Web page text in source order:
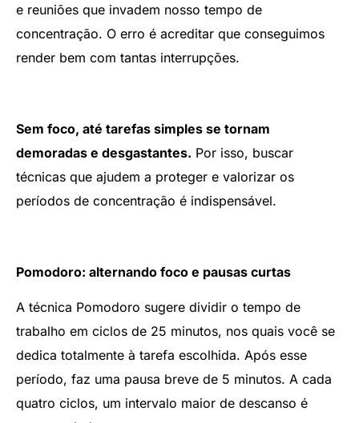
e reuniões que invadem nosso tempo de
concentração. O erro é acreditar que conseguimos
render bem com tantas interrupções.
Sem foco, até tarefas simples se tornam
demoradas e desgastantes. Por isso, buscar
técnicas que ajudem a proteger e valorizar os
períodos de concentração é indispensável.
Pomodoro: alternando foco e pausas curtas
A técnica Pomodoro sugere dividir o tempo de
trabalho em ciclos de 25 minutos, nos quais você se
dedica totalmente à tarefa escolhida. Após esse
período, faz uma pausa breve de 5 minutos. A cada
quatro ciclos, um intervalo maior de descanso é